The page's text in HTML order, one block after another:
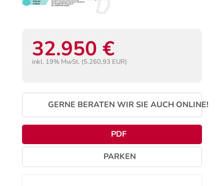
32.950 €
inkl. 19% MwSt. (5.260,93 EUR)
GERNE BERATEN WIR SIE AUCH ONLINE!
PDF
PARKEN